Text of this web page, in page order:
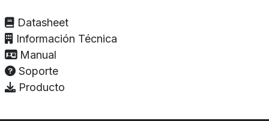
Datasheet
Información Técnica
Manual
Soporte
Producto